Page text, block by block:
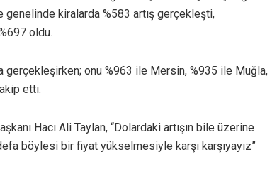
kiralarda %583 artış gerçekleşti,
oldu.
gerçekleşirken; onu %963 ile Mersin, %935 ile Muğla,
etti.
Hacı Ali Taylan, “Dolardaki artışın bile üzerine
böylesi bir fiyat yükselmesiyle karşı karşıyayız”